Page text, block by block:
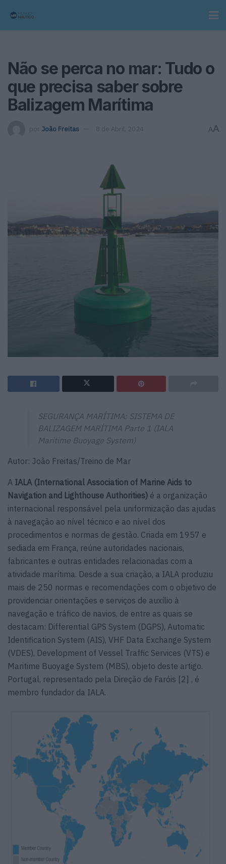
Não se perca no mar: Tudo o
que precisa saber sobre
Balizagem Marítima
por João Freitas 8 de Abril, 2024 AA
SEGURANÇA MARÍTIMA: SISTEMA DE
BALIZAGEM MARÍTIMA Parte 1 (IALA
Maritime Buoyage System)
Autor: João Freitas/Treino de Mar
A IALA (International Association of Marine Aids to
Navigation and Lighthouse Authorities) é a organização
internacional responsável pela uniformização das ajudas
à navegação ao nível técnico e ao nível dos
procedimentos e normas de gestão. Criada em 1957 e
sediada em França, reúne autoridades nacionais,
fabricantes e outras entidades relacionadas com a
atividade marítima. Desde a sua criação, a IALA produziu
mais de 250 normas e recomendações com o objetivo de
providenciar orientações e serviços de auxílio à
navegação e tráfico de navios, de entre as quais se
destacam: Differential GPS System (DGPS), Automatic
Identification System (AIS), VHF Data Exchange System
(VDES), Development of Vessel Traffic Services (VTS) e
Maritime Buoyage System (MBS), objeto deste artigo.
Portugal, representado pela Direção de Faróis [2] , é
membro fundador da IALA.